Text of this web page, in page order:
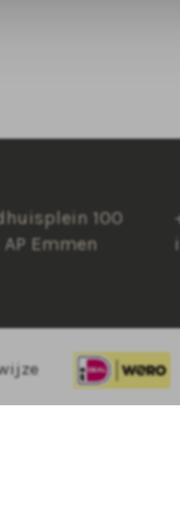
100
AP Emmen